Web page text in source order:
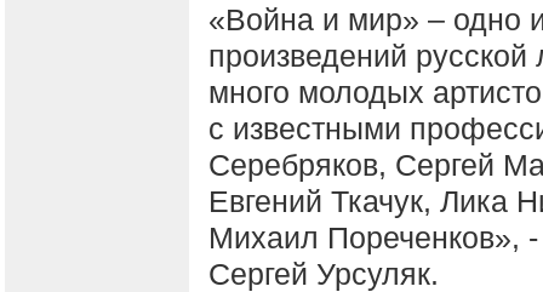
«Война и мир» – одно
произведений
много молодых
с известными
Серебряков, Сергей
Евгений Ткачук, Лика
Михаил Пореченков»,
Сергей Урсуляк.